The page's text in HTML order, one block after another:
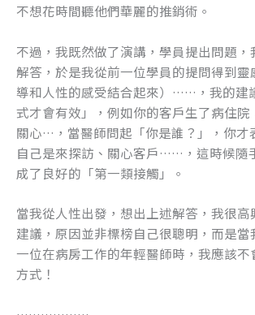
不想花時間聽他們華麗的推銷術。
不過，我既然做了演講，學員提出問題，
解答，於是我從前一位學員的提問得到靈
導和人性的感受結合起來）……，我的建
式才會有效」，例如你的客戶生了病住院
關心…，當醫師問起「你是誰？」，你才
自己是來探訪、關心客戶……，這時候隨
成了良好的「第一類接觸」。
當我從人性出發，想出上述解答，我很高
建議，原因並非標榜自己很聰明，而是當
一位在病房工作的年輕醫師時，我應該不
方式！